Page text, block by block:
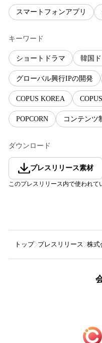
スマートフォンアプリ
キーワード
ショートドラマ 韓国
グローバル興行IPの開発
COPUS KOREA
POPCORN コンテンツ
ダウンロード
プレスリリース素材
このプレスリリース内で使われ
トップ プレスリリース 株式